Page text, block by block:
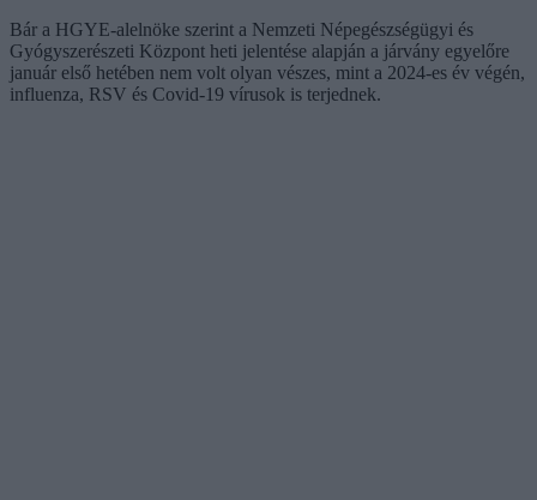
Bár a HGYE-alelnöke szerint a Nemzeti Népegészségügyi és
Gyógyszerészeti Központ heti jelentése alapján a járvány egyelőre
január első hetében nem volt olyan vészes, mint a 2024-es év végén,
influenza, RSV és Covid-19 vírusok is terjednek.